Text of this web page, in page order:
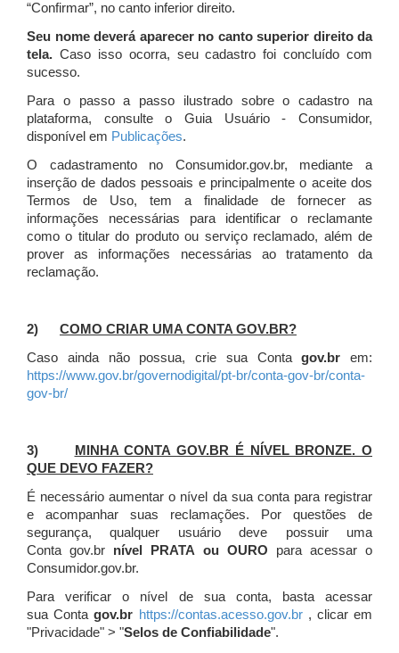
“Confirmar”, no canto inferior direito.
Seu nome deverá aparecer no canto superior direito da
tela. Caso isso ocorra, seu cadastro foi concluído com
sucesso.
Para o passo a passo ilustrado sobre o cadastro na
plataforma, consulte o Guia Usuário - Consumidor,
disponível em Publicações.
O cadastramento no Consumidor.gov.br, mediante a
inserção de dados pessoais e principalmente o aceite dos
Termos de Uso, tem a finalidade de fornecer as
informações necessárias para identificar o reclamante
como o titular do produto ou serviço reclamado, além de
prover as informações necessárias ao tratamento da
reclamação.
2) COMO CRIAR UMA CONTA GOV.BR?
Caso ainda não possua, crie sua Contagov.br em:
https://www.gov.br/governodigital/pt-br/conta-gov-br/conta-
gov-br/
3)
MINHA CONTA GOV.BR É NÍVEL BRONZE. O
QUE DEVO FAZER?
É necessário aumentar o nível da sua conta para registrar
e acompanhar suas reclamações. Por questões de
segurança, qualquer usuário deve possuir uma
Conta gov.br nível PRATA ou OURO para acessar o
Consumidor.gov.br.
Para verificar o nível de sua conta, basta acessar
sua Contagov.br https://contas.acesso.gov.br, clicar em
"Privacidade" > "Selos de Confiabilidade".